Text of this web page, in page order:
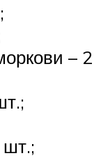
– 2
шт.;